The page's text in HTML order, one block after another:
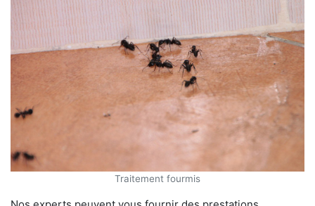
Traitement fourmis